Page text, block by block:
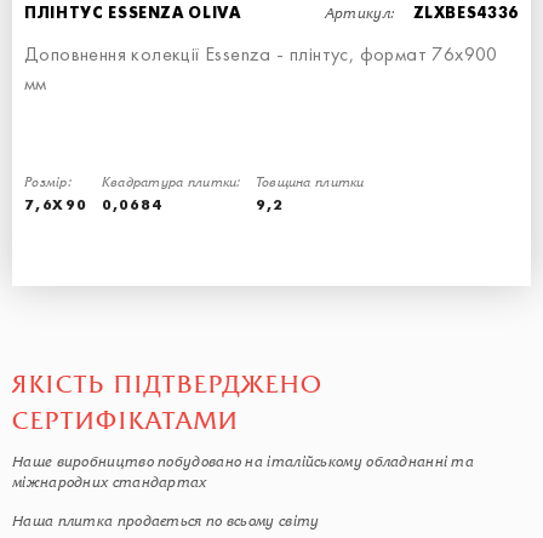
ПЛІНТУС ESSENZA OLIVA Артикул: ZLXBES4336
Доповнення колекції Essenza - плінтус, формат 76х900
мм
Розмір:
7,6X90
Квадратура плитки:
0,0684
Товщина плитки
9,2
ПЛІНТУС - 7,6x90
7,6x90
ЯКІСТЬ ПІДТВЕРДЖЕНО
СЕРТИФІКАТАМИ
Наше виробництво побудовано на італійському обладнанні та
міжнародних стандартах
Наша плитка продається по всьому світу